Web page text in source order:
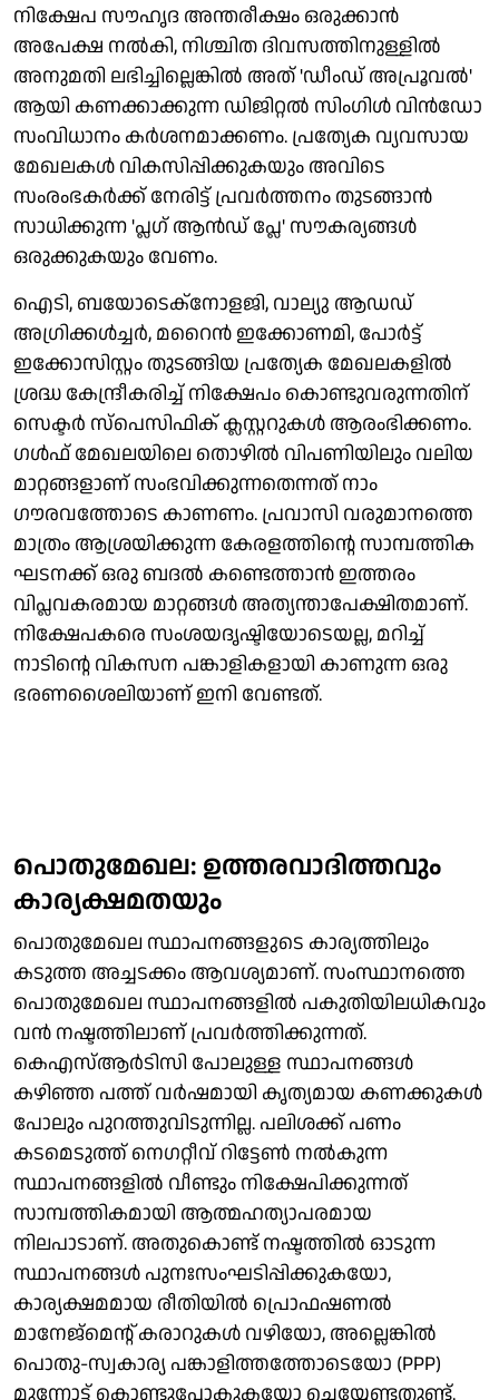
നിക്ഷേപ സൗഹൃദ അന്തരീക്ഷം ഒരുക്കാന്‍
അപേക്ഷ നല്‍കി, നിശ്ചിത ദിവസത്തിനുള്ളില്‍
അനുമതി ലഭിച്ചില്ലെങ്കില്‍ അത് 'ഡീംഡ് അപ്രൂവല്‍'
ആയി കണക്കാക്കുന്ന ഡിജിറ്റല്‍ സിംഗിള്‍ വിന്‍ഡോ
സംവിധാനം കര്‍ശനമാക്കണം. പ്രത്യേക വ്യവസായ
മേഖലകള്‍ വികസിപ്പിക്കുകയും അവിടെ
സംരംഭകര്‍ക്ക് നേരിട്ട് പ്രവര്‍ത്തനം തുടങ്ങാന്‍
സാധിക്കുന്ന 'പ്ലഗ് ആന്‍ഡ് പ്ലേ' സൗകര്യങ്ങള്‍
ഒരുക്കുകയും വേണം.
ഐടി, ബയോടെക്‌നോളജി, വാല്യു ആഡഡ്
അഗ്രിക്കള്‍ച്ചര്‍, മറൈന്‍ ഇക്കോണമി, പോര്‍ട്ട്
ഇക്കോസിസ്റ്റം തുടങ്ങിയ പ്രത്യേക മേഖലകളില്‍
ശ്രദ്ധ കേന്ദ്രീകരിച്ച് നിക്ഷേപം കൊണ്ടുവരുന്നതിന്
സെക്ടര്‍ സ്‌പെസിഫിക് ക്ലസ്റ്ററുകള്‍ ആരംഭിക്കണം.
ഗള്‍ഫ് മേഖലയിലെ തൊഴില്‍ വിപണിയിലും വലിയ
മാറ്റങ്ങളാണ് സംഭവിക്കുന്നതെന്നത് നാം
ഗൗരവത്തോടെ കാണണം. പ്രവാസി വരുമാനത്തെ
മാത്രം ആശ്രയിക്കുന്ന കേരളത്തിന്റെ സാമ്പത്തിക
ഘടനക്ക് ഒരു ബദല്‍ കണ്ടെത്താന്‍ ഇത്തരം
വിപ്ലവകരമായ മാറ്റങ്ങള്‍ അത്യന്താപേക്ഷിതമാണ്.
നിക്ഷേപകരെ സംശയദൃഷ്ടിയോടെയല്ല, മറിച്ച്
നാടിന്റെ വികസന പങ്കാളികളായി കാണുന്ന ഒരു
ഭരണശൈലിയാണ് ഇനി വേണ്ടത്.
പൊതുമേഖല: ഉത്തരവാദിത്തവും
കാര്യക്ഷമതയും
പൊതുമേഖല സ്ഥാപനങ്ങളുടെ കാര്യത്തിലും
കടുത്ത അച്ചടക്കം ആവശ്യമാണ്. സംസ്ഥാനത്തെ
പൊതുമേഖല സ്ഥാപനങ്ങളില്‍ പകുതിയിലധികവും
വന്‍ നഷ്ടത്തിലാണ് പ്രവര്‍ത്തിക്കുന്നത്.
കെഎസ്ആര്‍ടിസി പോലുള്ള സ്ഥാപനങ്ങള്‍
കഴിഞ്ഞ പത്ത് വര്‍ഷമായി കൃത്യമായ കണക്കുകള്‍
പോലും പുറത്തുവിടുന്നില്ല. പലിശക്ക് പണം
കടമെടുത്ത് നെഗറ്റീവ് റിട്ടേണ്‍ നല്‍കുന്ന
സ്ഥാപനങ്ങളില്‍ വീണ്ടും നിക്ഷേപിക്കുന്നത്
സാമ്പത്തികമായി ആത്മഹത്യാപരമായ
നിലപാടാണ്. അതുകൊണ്ട് നഷ്ടത്തില്‍ ഓടുന്ന
സ്ഥാപനങ്ങള്‍ പുനഃസംഘടിപ്പിക്കുകയോ,
കാര്യക്ഷമമായ രീതിയില്‍ പ്രൊഫഷണല്‍
മാനേജ്മെന്റ് കരാറുകള്‍ വഴിയോ, അല്ലെങ്കില്‍
പൊതു-സ്വകാര്യ പങ്കാളിത്തത്തോടെയോ (PPP)
മുന്നോട്ട് കൊണ്ടുപോകുകയോ ചെയ്യേണ്ടതുണ്ട്.